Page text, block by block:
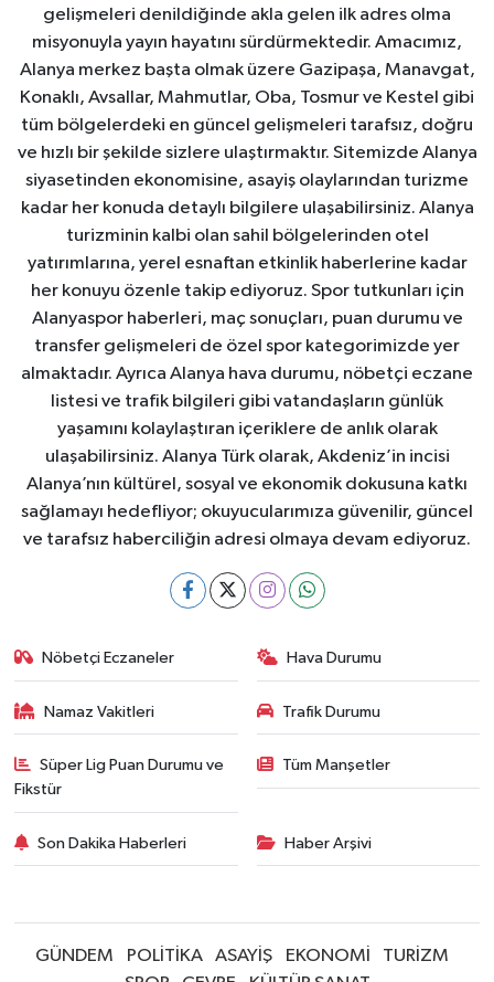
gelişmeleri denildiğinde akla gelen ilk adres olma
misyonuyla yayın hayatını sürdürmektedir. Amacımız,
Alanya merkez başta olmak üzere Gazipaşa, Manavgat,
Konaklı, Avsallar, Mahmutlar, Oba, Tosmur ve Kestel gibi
tüm bölgelerdeki en güncel gelişmeleri tarafsız, doğru
ve hızlı bir şekilde sizlere ulaştırmaktır. Sitemizde Alanya
siyasetinden ekonomisine, asayiş olaylarından turizme
kadar her konuda detaylı bilgilere ulaşabilirsiniz. Alanya
turizminin kalbi olan sahil bölgelerinden otel
yatırımlarına, yerel esnaftan etkinlik haberlerine kadar
her konuyu özenle takip ediyoruz. Spor tutkunları için
Alanyaspor haberleri, maç sonuçları, puan durumu ve
transfer gelişmeleri de özel spor kategorimizde yer
almaktadır. Ayrıca Alanya hava durumu, nöbetçi eczane
listesi ve trafik bilgileri gibi vatandaşların günlük
yaşamını kolaylaştıran içeriklere de anlık olarak
ulaşabilirsiniz. Alanya Türk olarak, Akdeniz’in incisi
Alanya’nın kültürel, sosyal ve ekonomik dokusuna katkı
sağlamayı hedefliyor; okuyucularımıza güvenilir, güncel
ve tarafsız haberciliğin adresi olmaya devam ediyoruz.
Nöbetçi Eczaneler Hava Durumu
Namaz Vakitleri Trafik Durumu
Süper Lig Puan Durumu ve
Fikstür
Tüm Manşetler
Son Dakika Haberleri Haber Arşivi
GÜNDEM POLİTİKA ASAYİŞ EKONOMİ
TURİZM